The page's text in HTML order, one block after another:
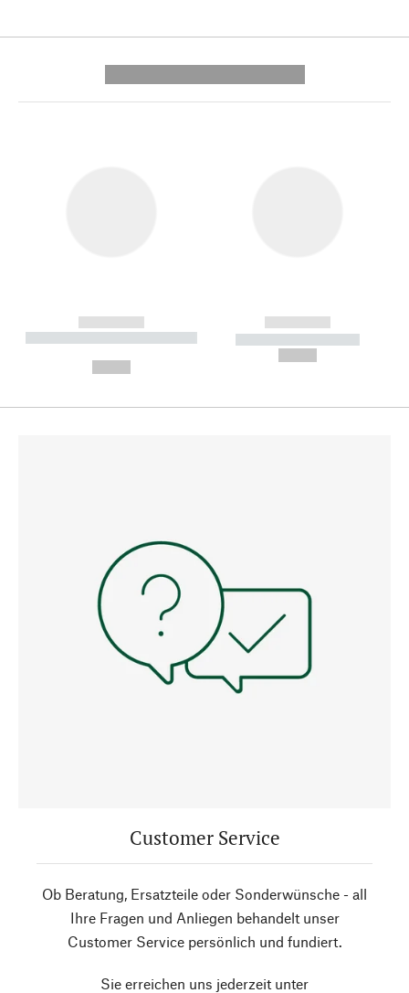
------------
----------- ----------- --------
------------
----------- -----------
Customer Service
Ob Beratung, Ersatzteile oder Sonderwünsche - all
Ihre Fragen und Anliegen behandelt unser
Customer Service persönlich und fundiert.
Sie erreichen uns jederzeit unter